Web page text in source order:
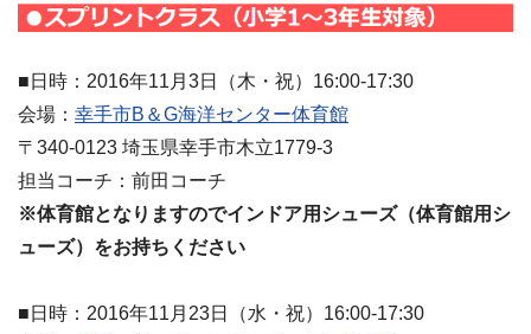
■日時：2016年11月3日（木・祝）16:00-17:30
会場： 幸手市B＆G海洋センター体育館
〒340-0123 埼玉県幸手市木立1779-3
担当コーチ：前田コーチ
※体育館となりますのでインドア用シューズ（体育館用シ
ューズ）をお持ちください
■日時：2016年11月23日（水・祝）16:00-17:30